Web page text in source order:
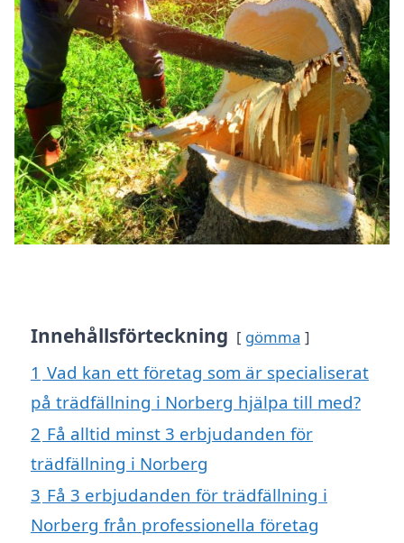
Innehållsförteckning gömma
1 Vad kan ett företag som är specialiserat
på trädfällning i Norberg hjälpa till med?
2 Få alltid minst 3 erbjudanden för
trädfällning i Norberg
3 Få 3 erbjudanden för trädfällning i
Norberg från professionella företag